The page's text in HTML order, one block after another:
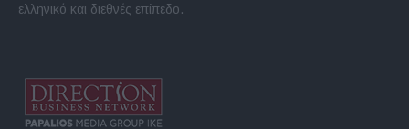
ελληνικό και διεθνές επίπεδο.